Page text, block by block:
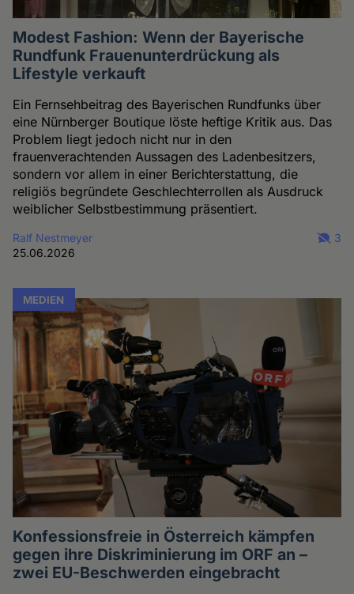
Modest Fashion: Wenn der Bayerische
Rundfunk Frauenunterdrückung als
Lifestyle verkauft
Ein Fernsehbeitrag des Bayerischen Rundfunks über
eine Nürnberger Boutique löste heftige Kritik aus. Das
Problem liegt jedoch nicht nur in den
frauenverachtenden Aussagen des Ladenbesitzers,
sondern vor allem in einer Berichterstattung, die
religiös begründete Geschlechterrollen als Ausdruck
weiblicher Selbstbestimmung präsentiert.
Ralf Nestmeyer
25.06.2026
3
MEDIEN
Konfessionsfreie in Österreich kämpfen
gegen ihre Diskriminierung im ORF an –
zwei EU-Beschwerden eingebracht